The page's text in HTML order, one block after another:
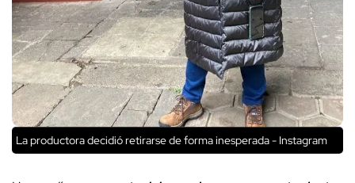
La productora decidió retirarse de forma inesperada - Instagram